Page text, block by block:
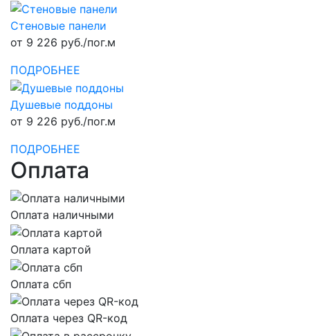
Стеновые панели
от 9 226 руб./пог.м
ПОДРОБНЕЕ
Душевые поддоны
от 9 226 руб./пог.м
ПОДРОБНЕЕ
Оплата
Оплата наличными
Оплата картой
Оплата сбп
Оплата через QR-код